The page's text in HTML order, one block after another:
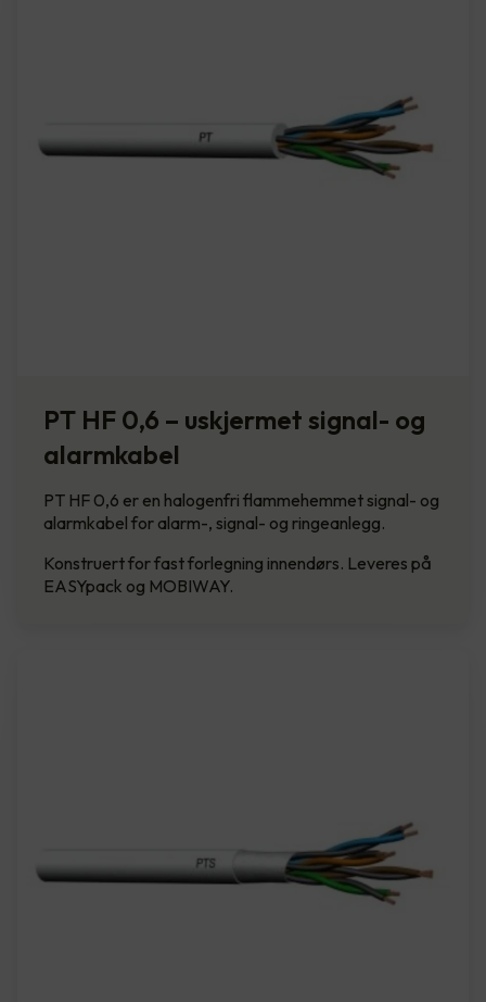
PT HF 0,6 – uskjermet signal- og
alarmkabel
PT HF 0,6 er en halogenfri flammehemmet signal- og
alarmkabel for alarm-, signal- og ringeanlegg.
Konstruert for fast forlegning innendørs. Leveres på
EASYpack og MOBIWAY.